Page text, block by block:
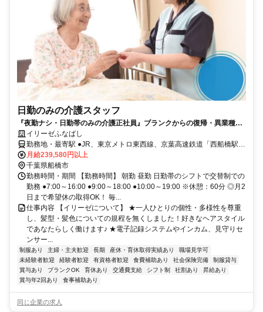
日勤のみの介護スタッフ
『夜勤ナシ・日勤帯のみの介護正社員』ブランクからの復帰・異業種か
らの転職も大歓迎です！
イリーゼふなばし
勤務地・最寄駅 ●JR、東京メトロ東西線、京葉高速鉄道「西船橋駅」
より徒歩約12分 ●京成本線「京成西船駅」より徒歩約9分 ●京成本線
「東中山駅」より徒歩約4分
月給239,580円以上
千葉県船橋市
勤務時間・期間 【勤務時間】 朝勤 昼勤 日勤帯のシフトで交替制での
勤務 ●7:00～16:00 ●9:00～18:00 ●10:00～19:00 ※休憩：60分 ◎月2
日まで希望休の取得OK！ 毎...
仕事内容 【イリーゼについて】 ★一人ひとりの個性・多様性を尊重
し、髪型・髪色についての規程を無くしました！好きなヘアスタイル
であなたらしく働けます♪ ★電子記録システムやインカム、見守りセ
ンサー...
制服あり 主婦・主夫歓迎 長期 産休・育休取得実績あり
職場見学可
未経験者歓迎
経験者歓迎 有資格者歓迎 食費補助あり 社会保険完備
制服貸与
賞与あり
ブランクOK 育休あり 交通費支給 シフト制 社割あり
昇給あり
賞与年2回あり
食事補助あり
同じ企業の求人